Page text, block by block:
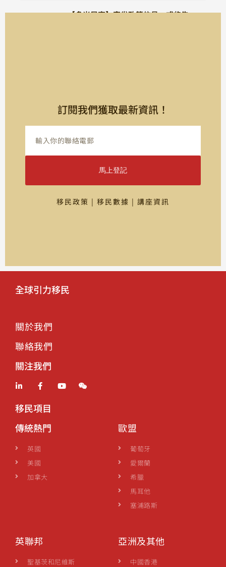
【多米尼克】突发政策信号，或将告
訂閱我們獲取最新資訊！
馬上登記
移民政策 | 移民數據 | 講座資訊
全球引力移民
關於我們
聯絡我們
關注我們
移民項目
傳統熱門
英國
美國
加拿大
歐盟
葡萄牙
愛爾蘭
希臘
馬耳他
塞浦路斯
英聯邦
聖基茨和尼維斯
亞洲及其他
中國香港